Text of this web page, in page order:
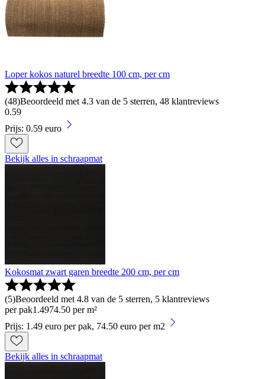
Loper kokos naturel breedte 100 cm, per cm
(48)Beoordeeld met 4.3 van de 5 sterren, 48 klantreviews
0.59
Prijs: 0.59 euro
Bekijk alles in schraapmat
Kokosmat zwart garen breedte 200 cm, per cm
(5)Beoordeeld met 4.8 van de 5 sterren, 5 klantreviews
per pak1 .4974.50 per m²
Prijs: 1.49 euro per pak, 74.50 euro per m2
Bekijk alles in schraapmat